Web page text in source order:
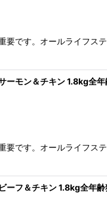
要です。オールライフ
ーモン＆チキン 1.8kg全
要です。オールライフ
ーフ＆チキン 1.8kg全年